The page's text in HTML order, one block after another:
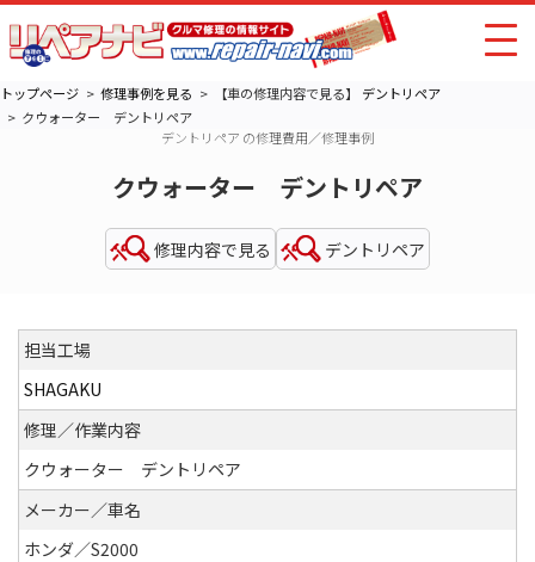
トップページ 修理事例を見る 【車の修理内容で見る】 デントリペア
クウォーター デントリペア
デントリペア の修理費用／修理事例
クウォーター デントリペア
修理内容で見る デントリペア
担当工場
SHAGAKU
修理／作業内容
クウォーター デントリペア
メーカー／車名
ホンダ／S2000